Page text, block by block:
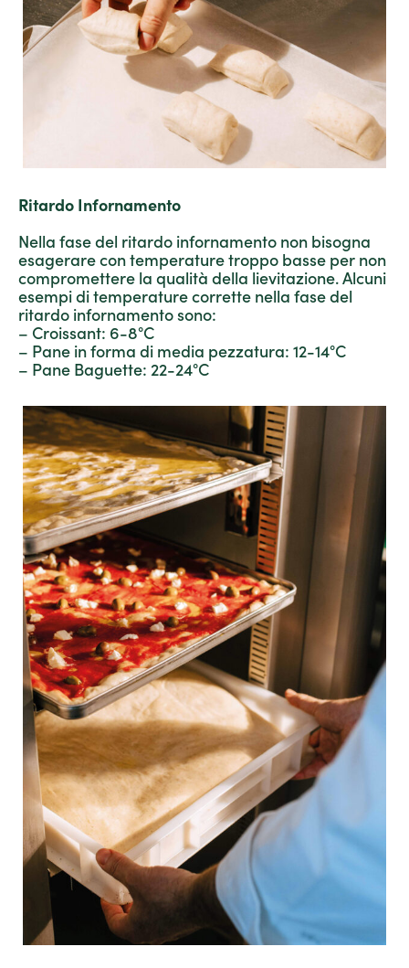
Ritardo Infornamento
Nella fase del ritardo infornamento non bisogna
esagerare con temperature troppo basse per non
compromettere la qualità della lievitazione. Alcuni
esempi di temperature corrette nella fase del
ritardo infornamento sono:
– Croissant: 6-8°C
– Pane in forma di media pezzatura: 12-14°C
– Pane Baguette: 22-24°C